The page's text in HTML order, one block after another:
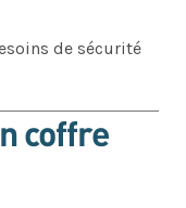
de sécurité
coffre